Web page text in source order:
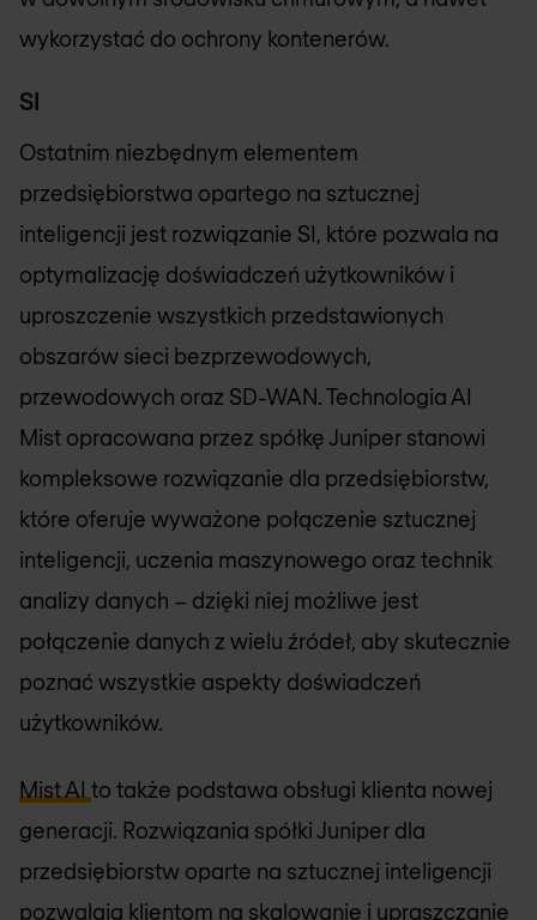
wykorzystać do ochrony kontenerów.
SI
Ostatnim niezbędnym elementem
przedsiębiorstwa opartego na sztucznej
inteligencji jest rozwiązanie SI, które pozwala na
optymalizację doświadczeń użytkowników i
uproszczenie wszystkich przedstawionych
obszarów sieci bezprzewodowych,
przewodowych oraz SD-WAN. Technologia AI
Mist opracowana przez spółkę Juniper stanowi
kompleksowe rozwiązanie dla przedsiębiorstw,
które oferuje wyważone połączenie sztucznej
inteligencji, uczenia maszynowego oraz technik
analizy danych – dzięki niej możliwe jest
połączenie danych z wielu źródeł, aby skutecznie
poznać wszystkie aspekty doświadczeń
użytkowników.
Mist AI to także podstawa obsługi klienta nowej
generacji. Rozwiązania spółki Juniper dla
przedsiębiorstw oparte na sztucznej inteligencji
pozwalają klientom na skalowanie i upraszczanie